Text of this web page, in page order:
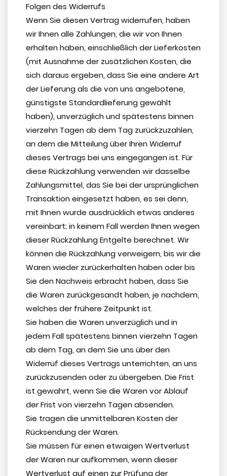
Folgen des Widerrufs
Wenn Sie diesen Vertrag widerrufen, haben
wir Ihnen alle Zahlungen, die wir von Ihnen
erhalten haben, einschließlich der Lieferkosten
(mit Ausnahme der zusätzlichen Kosten, die
sich daraus ergeben, dass Sie eine andere Art
der Lieferung als die von uns angebotene,
günstigste Standardlieferung gewählt
haben), unverzüglich und spätestens binnen
vierzehn Tagen ab dem Tag zurückzuzahlen,
an dem die Mitteilung über Ihren Widerruf
dieses Vertrags bei uns eingegangen ist. Für
diese Rückzahlung verwenden wir dasselbe
Zahlungsmittel, das Sie bei der ursprünglichen
Transaktion eingesetzt haben, es sei denn,
mit Ihnen wurde ausdrücklich etwas anderes
vereinbart; in keinem Fall werden Ihnen wegen
dieser Rückzahlung Entgelte berechnet. Wir
können die Rückzahlung verweigern, bis wir die
Waren wieder zurückerhalten haben oder bis
Sie den Nachweis erbracht haben, dass Sie
die Waren zurückgesandt haben, je nachdem,
welches der frühere Zeitpunkt ist.
Sie haben die Waren unverzüglich und in
jedem Fall spätestens binnen vierzehn Tagen
ab dem Tag, an dem Sie uns über den
Widerruf dieses Vertrags unterrichten, an uns
zurückzusenden oder zu übergeben. Die Frist
ist gewahrt, wenn Sie die Waren vor Ablauf
der Frist von vierzehn Tagen absenden.
Sie tragen die unmittelbaren Kosten der
Rücksendung der Waren.
Sie müssen für einen etwaigen Wertverlust
der Waren nur aufkommen, wenn dieser
Wertverlust auf einen zur Prüfung der